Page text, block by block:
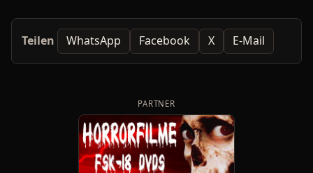
Teilen WhatsApp Facebook X E-Mail
PARTNER